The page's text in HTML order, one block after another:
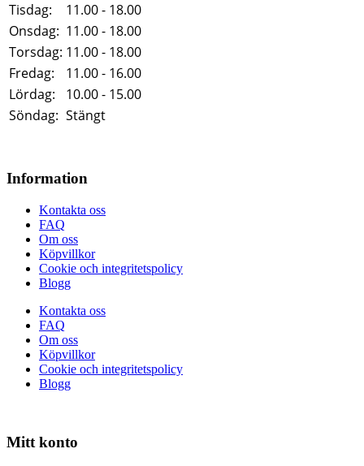
Tisdag:
11.00 - 18.00
Onsdag: 11.00 - 18.00
Torsdag: 11.00 - 18.00
Fredag:
11.00 - 16.00
Lördag:
10.00 - 15.00
Söndag: Stängt
Information
Kontakta oss
FAQ
Om oss
Köpvillkor
Cookie och integritetspolicy
Blogg
Kontakta oss
FAQ
Om oss
Köpvillkor
Cookie och integritetspolicy
Blogg
Mitt konto